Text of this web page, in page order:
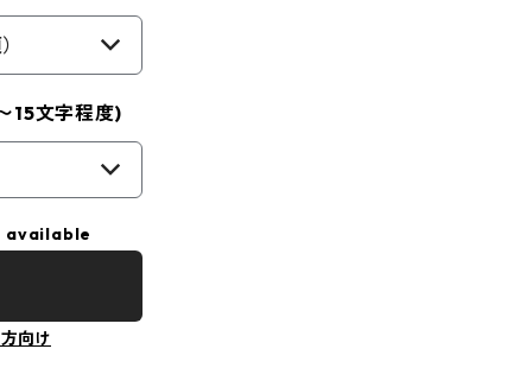
15文字程度)
向け